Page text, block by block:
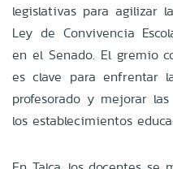
legislativas para agilizar
Ley de Convivencia
en el Senado. El gremio
es clave para enfrentar
profesorado y mejorar
los establecimientos